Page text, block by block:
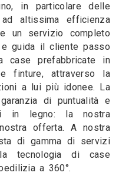
in particolare delle
altissima efficienza
un servizio completo
guida il cliente passo
case prefabbricate in
finture, attraverso la
a lui più idonee. La
di puntualità e
in legno: la nostra
offerta. A nostra
di gamma di servizi
tecnologia di case
a 360°.